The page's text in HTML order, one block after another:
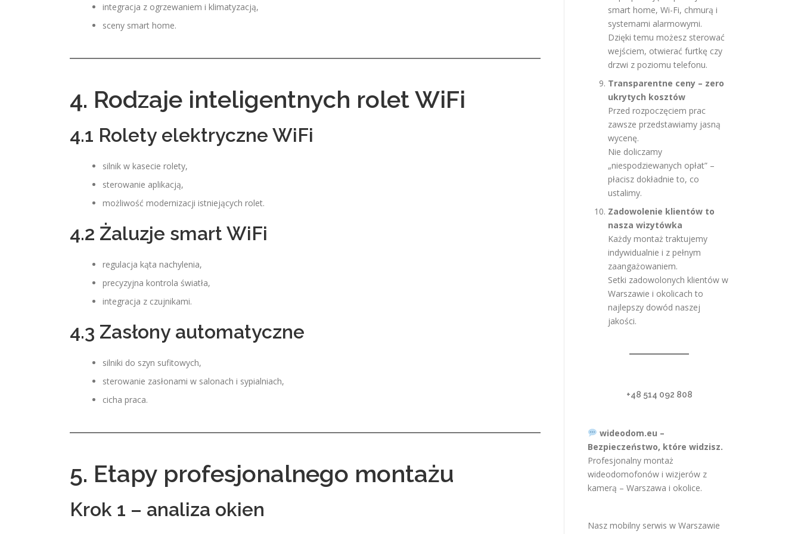
integracja z ogrzewaniem i klimatyzacją,
sceny smart home.
4. Rodzaje inteligentnych rolet WiFi
4.1 Rolety elektryczne WiFi
silnik w kasecie rolety,
sterowanie aplikacją,
możliwość modernizacji istniejących rolet.
4.2 Żaluzje smart WiFi
regulacja kąta nachylenia,
precyzyjna kontrola światła,
integracja z czujnikami.
4.3 Zasłony automatyczne
silniki do szyn sufitowych,
sterowanie zasłonami w salonach i sypialniach,
cicha praca.
5. Etapy profesjonalnego montażu
Krok 1 – analiza okien
smart home, Wi-Fi, chmurą i
systemami alarmowymi.
Dzięki temu możesz sterować
wejściem, otwierać furtkę czy
drzwi z poziomu telefonu.
Transparentne ceny – zero
ukrytych kosztów
Przed rozpoczęciem prac
zawsze przedstawiamy jasną
wycenę.
Nie doliczamy
„niespodziewanych opłat” –
płacisz dokładnie to, co
ustalimy.
Zadowolenie klientów to
nasza wizytówka
Każdy montaż traktujemy
indywidualnie i z pełnym
zaangażowaniem.
Setki zadowolonych klientów w
Warszawie i okolicach to
najlepszy dowód naszej
jakości.
+48 514 092 808
wideodom.eu –
Bezpieczeństwo, które widzisz.
Profesjonalny montaż
wideodomofonów i wizjerów z
kamerą – Warszawa i okolice.
Nasz mobilny serwis w Warszawie